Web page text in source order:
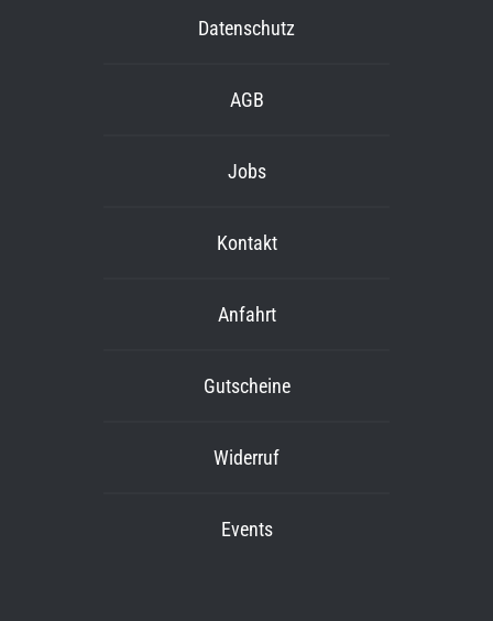
Datenschutz
AGB
Jobs
Kontakt
Anfahrt
Gutscheine
Widerruf
Events